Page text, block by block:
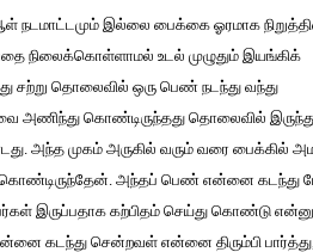
நடமாட்டமும் இல்லை பைக்கை ஓரமாக
நிலைக்கொள்ளாமல் உடல் முழுதும் இயங்கிக்
தொலைவில் ஒரு பெண் நடந்து வந்து
அணிந்து கொண்டிருந்தது தொலைவில் இருந்து
அந்த முகம் அருகில் வரும் வரை பைக்கில்
அந்தப் பெண் என்னை கடந்து
இருப்பதாக கற்பிதம் செய்து கொண்டு
கடந்து சென்றவள் என்னை திரும்பி பார்த்து,